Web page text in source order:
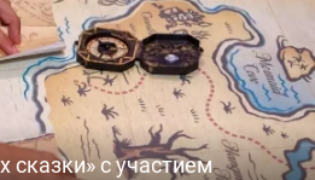
сказки» с участием